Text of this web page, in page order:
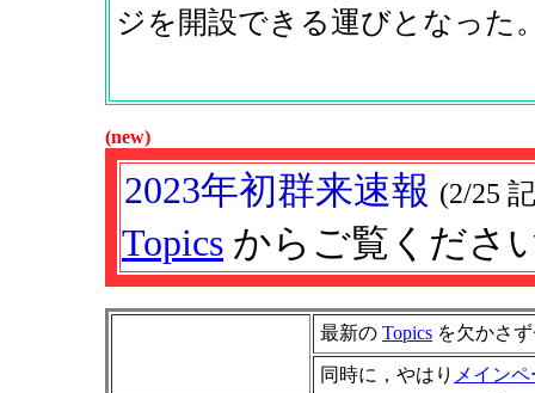
ジを開設できる運びとなった
(new)
2023年初群来速報 (2/25
Topics からご覧くださ
最新の Topics を欠かさ
同時に，やはり メイン